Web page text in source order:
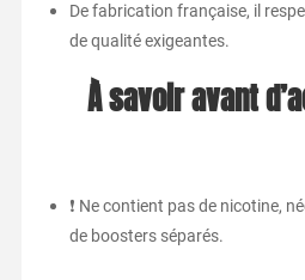
De fabrication française, il
de qualité exigeantes.
À savoir avant
❗ Ne contient pas de nicotine,
de boosters séparés.